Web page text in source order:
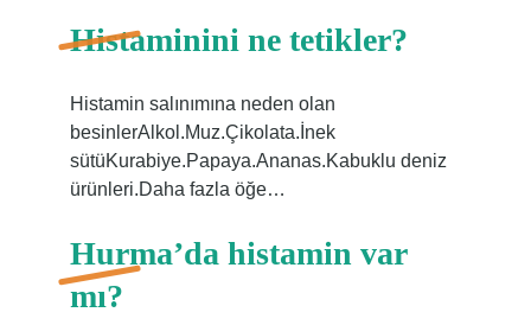
Histaminini ne tetikler?
Histamin salınımına neden olan
besinlerAlkol.Muz.Çikolata.İnek
sütüKurabiye.Papaya.Ananas.Kabuklu deniz
ürünleri.Daha fazla öğe…
Hurma’da histamin var
mı?